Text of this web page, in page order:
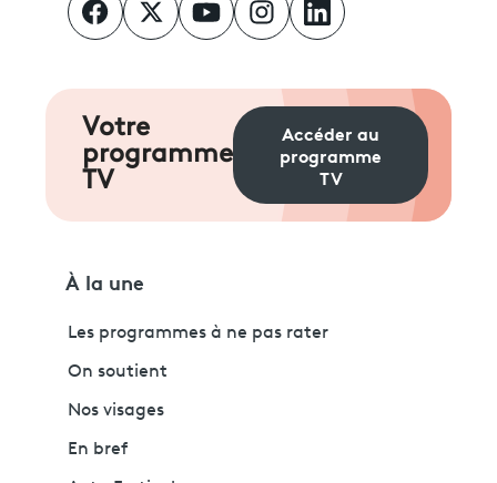
Votre
programme
TV
Accéder au
programme
TV
À la une
Les programmes à ne pas rater
On soutient
Nos visages
En bref